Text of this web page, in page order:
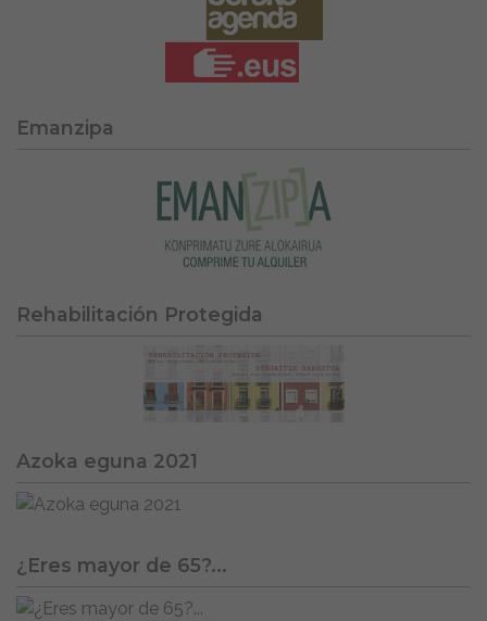
Emanzipa
Rehabilitación Protegida
Azoka eguna 2021
¿Eres mayor de 65?...